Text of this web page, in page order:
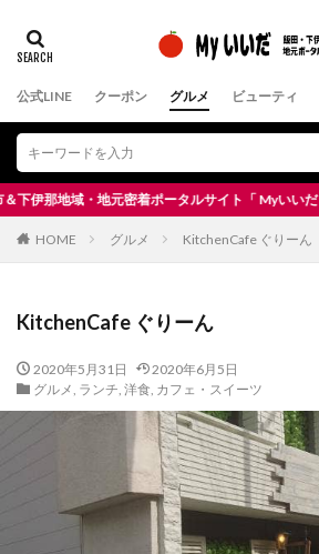
公式LINE クーポン グルメ ビューティ
地域・地元密着ポータルサイト「 Myいいだ 」
HOME グルメ KitchenCafe ぐりーん
KitchenCafe ぐりーん
2020年5月31日
2020年6月5日
グルメ, ランチ, 洋食, カフェ・スイーツ